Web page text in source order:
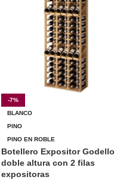
-7%
BLANCO
PINO
PINO EN ROBLE
Botellero Expositor Godello
doble altura con 2 filas
expositoras